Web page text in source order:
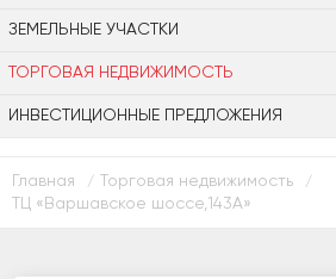
ЗЕМЕЛЬНЫЕ УЧАСТКИ
ТОРГОВАЯ НЕДВИЖИМОСТЬ
ИНВЕСТИЦИОННЫЕ ПРЕДЛОЖЕНИЯ
Главная / Торговая недвижимость /
ТЦ «Варшавское шоссе,143А»